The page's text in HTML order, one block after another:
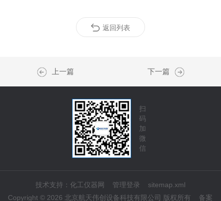
返回列表
上一篇 下一篇
扫
码
加
微
信
技术支持： 化工仪器网 管理登录
sitemap.xml
Copyright © 2026 北京航天伟创设备科技有限公司 版权所有 备案